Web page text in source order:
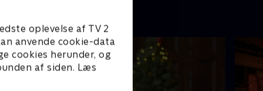
oplevelse af TV 2
anvende cookie-data
cookies herunder, og
af siden. Læs